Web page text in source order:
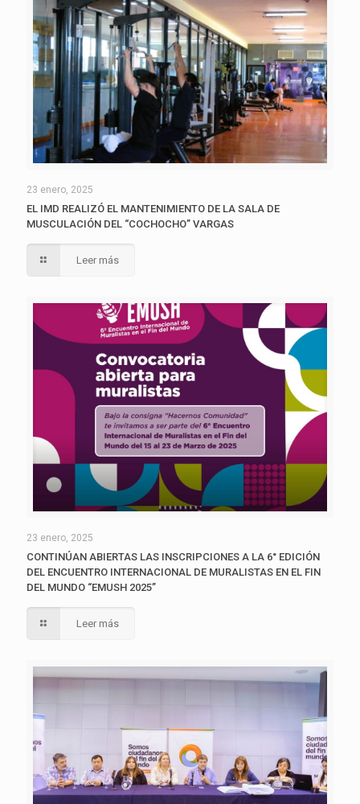
23 enero, 2025
EL IMD REALIZÓ EL MANTENIMIENTO DE LA SALA DE
MUSCULACIÓN DEL “COCHOCHO” VARGAS
Leer más
23 enero, 2025
CONTINÚAN ABIERTAS LAS INSCRIPCIONES A LA 6° EDICIÓN
DEL ENCUENTRO INTERNACIONAL DE MURALISTAS EN EL FIN
DEL MUNDO “EMUSH 2025”
Leer más